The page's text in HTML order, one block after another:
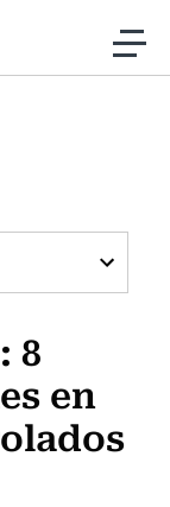
8
en